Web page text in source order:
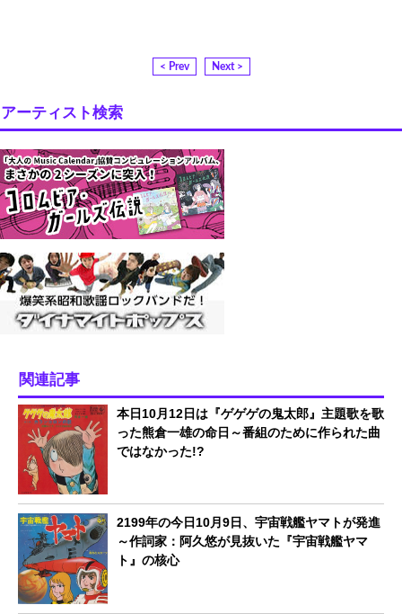
< Prev Next >
アーティスト検索
関連記事
本日10月12日は『ゲゲゲの鬼太郎』主題歌を歌
った熊倉一雄の命日～番組のために作られた曲
ではなかった!?
2199年の今日10月9日、宇宙戦艦ヤマトが発進
～作詞家：阿久悠が見抜いた『宇宙戦艦ヤマ
ト』の核心